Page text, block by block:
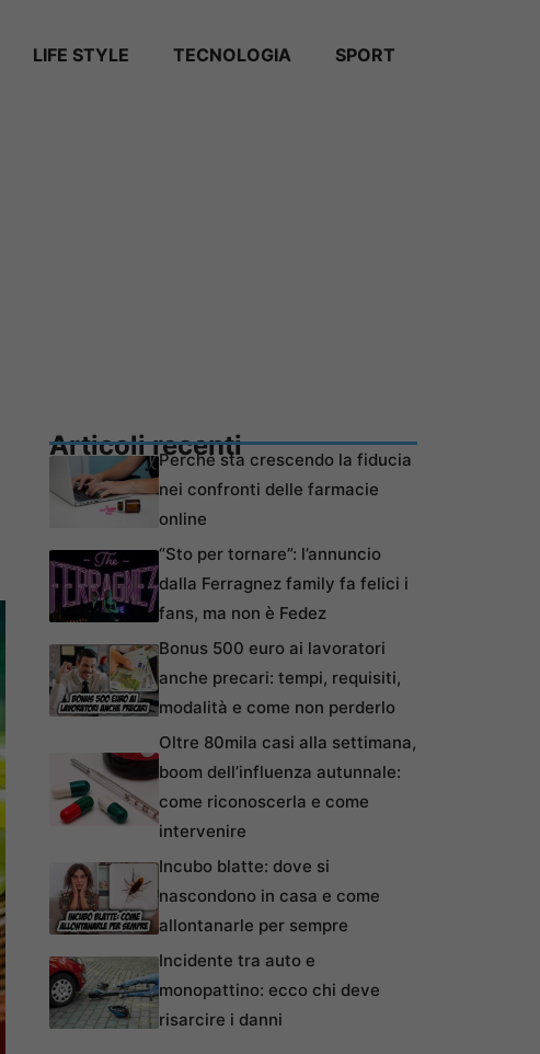
LIFE STYLE TECNOLOGIA SPORT
Articoli recentiPerché sta crescendo la fiducia
nei confronti delle farmacie
online
“Sto per tornare”: l’annuncio
dalla Ferragnez family fa felici i
fans, ma non è Fedez
Bonus 500 euro ai lavoratori
anche precari: tempi, requisiti,
modalità e come non perderlo
Oltre 80mila casi alla settimana,
boom dell’influenza autunnale:
come riconoscerla e come
intervenire
Incubo blatte: dove si
nascondono in casa e come
allontanarle per sempre
Incidente tra auto e
monopattino: ecco chi deve
risarcire i danni